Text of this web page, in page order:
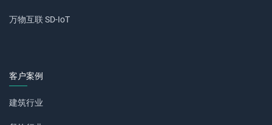
万物互联 SD-IoT
客户案例
建筑行业